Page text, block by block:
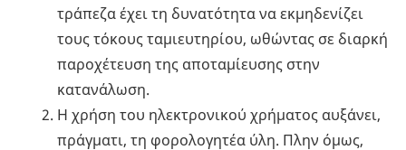
τράπεζα έχει τη δυνατότητα να εκμηδενίζει
τους τόκους ταμιευτηρίου, ωθώντας σε διαρκή
παροχέτευση της αποταμίευσης στην
κατανάλωση.
Η χρήση του ηλεκτρονικού χρήματος αυξάνει,
πράγματι, τη φορολογητέα ύλη. Πλην όμως,